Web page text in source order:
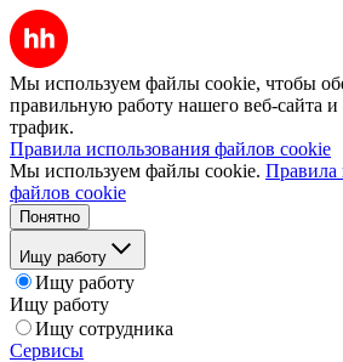
Мы используем файлы cookie, чтобы
правильную работу нашего веб-сайта и
трафик.
Правила использования файлов cookie
Мы используем файлы cookie. Правила
файлов cookie
Понятно
Ищу работу
Ищу работу
Ищу работу
Ищу сотрудника
Сервисы